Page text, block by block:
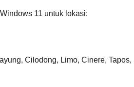
11 untuk lokasi:
Cilodong, Limo, Cinere, Tapos,